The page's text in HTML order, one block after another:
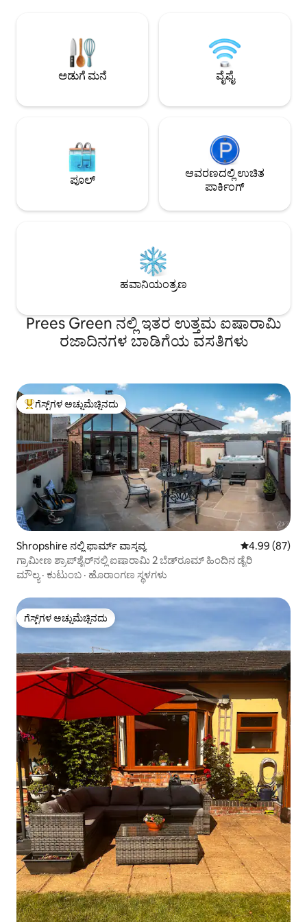
ಗೆಸ್ಟ್‌ಗಳನ್ನು ನೋಡಬಹುದು.
ಹೊಂದಿದೆ, ಇದು
ಎರಡು ಎನ್-
ಸ್ಪರ್ಶಗಳು ಉದ್ದಕ್ಕೂ.
ಅಡುಗೆ ಮನೆ ವೈಫೈ
ಪೂಲ್
ಆವರಣದಲ್ಲಿ ಉಚಿತ
ಪಾರ್ಕಿಂಗ್
ಹವಾನಿಯಂತ್ರಣ
Prees Green ನಲ್ಲಿ ಇತರ ಉತ್ತಮ ಐಷಾರಾಮಿ
ರಜಾದಿನಗಳ ಬಾಡಿಗೆಯ ವಸತಿಗಳು
ಗೆಸ್ಟ್‌ಗಳಿಗೆ ಅತಿ ಹೆಚ್ಚು ಅಚ್ಚುಮೆಚ್ಚಿನದು
ಗೆಸ್ಟ್‌ಗಳ ಅಚ್ಚುಮೆಚ್ಚಿನದು
Shropshire ನಲ್ಲಿ ಫಾರ್ಮ್ ವಾಸ್ತವ್ಯ 5 ರಲ್ಲಿ 4.99
4.99 (87)
ಗ್ರಾಮೀಣ ಶ್ರಾಪ್‌ಶೈರ್‌ನಲ್ಲಿ ಐಷಾರಾಮಿ 2 ಬೆಡ್‌ರೂಮ್ ಹಿಂದಿನ ಡೈರಿ
ಮೌಲ್ಯ· ಕುಟುಂಬ · ಹೊರಾಂಗಣ ಸ್ಥಳಗಳು
ಗೆಸ್ಟ್‌ಗಳ ಅಚ್ಚುಮೆಚ್ಚಿನದು
ಗೆಸ್ಟ್‌ಗಳ ಅಚ್ಚುಮೆಚ್ಚಿನದು